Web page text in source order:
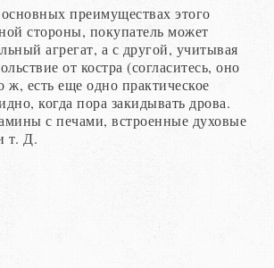
преимуществах этого
стороны, покупатель может
агрегат, а с другой, учитывая
от костра (согласитесь, оно
ж, есть еще одно практическое
когда пора закидывать дрова.
с печами, встроенные духовые
т. Д.